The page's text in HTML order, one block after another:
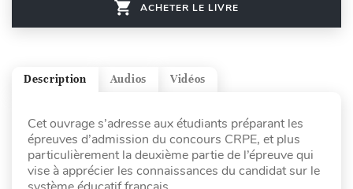
ACHETER LE LIVRE
Vidéos
Audios
Description
Cet ouvrage s’adresse aux étudiants préparant les
épreuves d’admission du concours CRPE, et plus
particulièrement la deuxième partie de l’épreuve qui
vise à apprécier les connaissances du candidat sur le